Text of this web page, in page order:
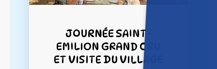
JOURNÉE SAINT-
EMILION GRAND CRU
ET VISITE DU VILLAGE